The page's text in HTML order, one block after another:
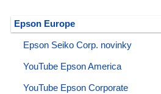
Epson Europe
Epson Seiko Corp. novinky
YouTube Epson America
YouTube Epson Corporate